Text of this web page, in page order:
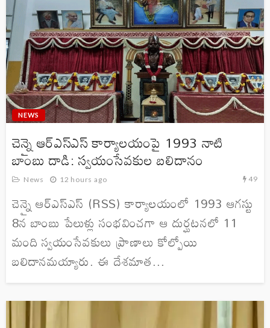
NEWS
చెన్నై ఆర్ఎస్ఎస్ కార్యాలయంపై 1993 నాటి
బాంబు దాడి: స్వయంసేవకుల బలిదానం
News 12 hours ago 49
చెన్నై ఆర్ఎస్ఎస్ (RSS) కార్యాలయంలో 1993 ఆగస్టు
8న బాంబు పేలుళ్లు సంభవించగా ఆ దుర్ఘటనలో 11
మంది స్వయంసేవకులు ప్రాణాలు కోల్పోయి
బలిదానమయ్యారు. ఈ దేశమాత...